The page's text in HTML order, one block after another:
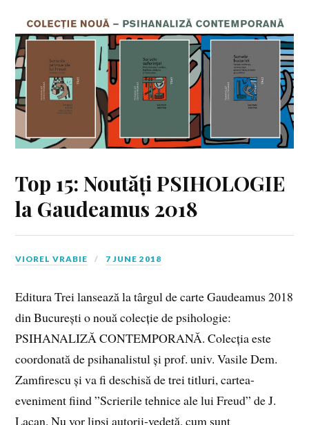
Top 15: Noutăți PSIHOLOGIE
la Gaudeamus 2018
VIOREL VRABIE 7 JUNE 2018
Editura Trei lansează la târgul de carte Gaudeamus 2018
din București o nouă colecție de psihologie:
PSIHANALIZĂ CONTEMPORANĂ. Colecția este
coordonată de psihanalistul și prof. univ. Vasile Dem.
Zamfirescu și va fi deschisă de trei titluri, cartea-
eveniment fiind ”Scrierile tehnice ale lui Freud” de J.
Lacan. Nu vor lipsi autorii-vedetă, cum sunt